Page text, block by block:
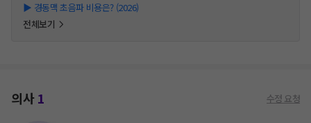
▶ 경동맥 초음파 비용은? (2026)
전체보기
의사1 수정 요청